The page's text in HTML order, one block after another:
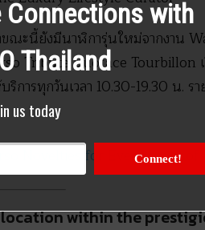
ขณะนี้ยังมีนาฬิการุ่นใหม่จากงาน
Tribute Duoface Tourbillon
ารทุกวันเวลา 10.30-19.30 น. ร
Novelties for Every Level
within the
Connections with
Thailand
us today
Connect!